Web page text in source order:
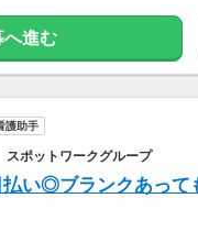
へ進む
護助手
ポットワークグループ
払い◎ブランクあって